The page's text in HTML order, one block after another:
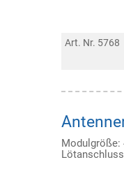
Art. Nr. 5768
Modulgröße:
Lötanschluss